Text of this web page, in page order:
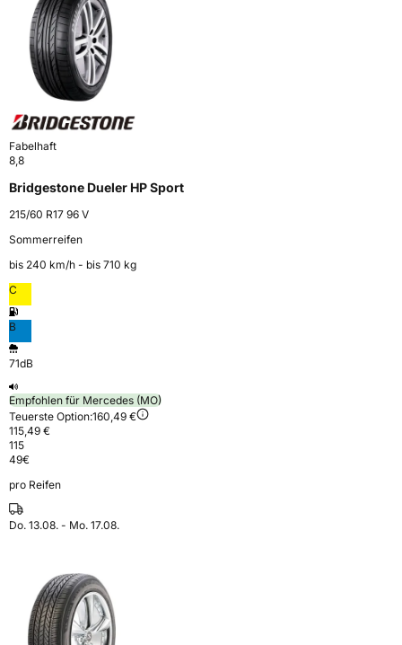
Fabelhaft
8,8
Bridgestone Dueler HP Sport
215/60 R17 96 V
Sommerreifen
bis 240 km⁠/⁠h - bis 710 kg
C
B
71dB
Empfohlen für Mercedes (MO)
Teuerste Option:160,49 €
115,49 €
115
49€
pro Reifen
Do. 13.08. - Mo. 17.08.